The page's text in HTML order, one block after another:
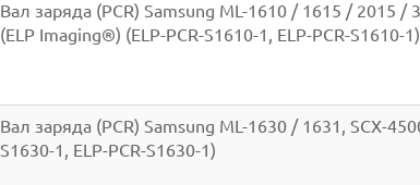
Вал заряда (PCR) Samsung ML-1610 / 1615 / 2015 /
(ELP Imaging®) (ELP-PCR-S1610-1, ELP-PCR-S1610-1)
Вал заряда (PCR) Samsung ML-1630 / 1631, SCX-
S1630-1, ELP-PCR-S1630-1)